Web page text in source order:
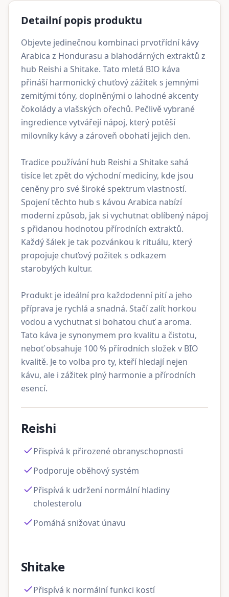
Detailní popis produktu
Objevte jedinečnou kombinaci prvotřídní kávy
Arabica z Hondurasu a blahodárných extraktů z
hub Reishi a Shitake. Tato mletá BIO káva
přináší harmonický chuťový zážitek s jemnými
zemitými tóny, doplněnými o lahodné akcenty
čokolády a vlašských ořechů. Pečlivě vybrané
ingredience vytvářejí nápoj, který potěší
milovníky kávy a zároveň obohatí jejich den.
Tradice používání hub Reishi a Shitake sahá
tisíce let zpět do východní medicíny, kde jsou
ceněny pro své široké spektrum vlastností.
Spojení těchto hub s kávou Arabica nabízí
moderní způsob, jak si vychutnat oblíbený nápoj
s přidanou hodnotou přírodních extraktů.
Každý šálek je tak pozvánkou k rituálu, který
propojuje chuťový požitek s odkazem
starobylých kultur.
Produkt je ideální pro každodenní pití a jeho
příprava je rychlá a snadná. Stačí zalít horkou
vodou a vychutnat si bohatou chuť a aroma.
Tato káva je synonymem pro kvalitu a čistotu,
neboť obsahuje 100 % přírodních složek v BIO
kvalitě. Je to volba pro ty, kteří hledají nejen
kávu, ale i zážitek plný harmonie a přírodních
esencí.
Reishi
Přispívá k přirozené obranyschopnosti
Podporuje oběhový systém
Přispívá k udržení normální hladiny
cholesterolu
Pomáhá snižovat únavu
Shitake
Přispívá k normální funkci kostí